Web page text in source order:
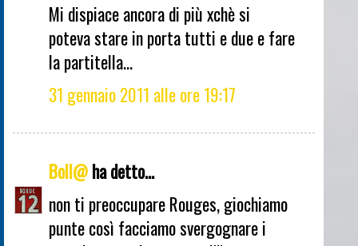
Mi dispiace ancora di più xchè si
poteva stare in porta tutti e due e fare
la partitella...
31 gennaio 2011 alle ore 19:17
Boll@ha detto...
non ti preoccupare Rouges, giochiamo
punte così facciamo svergognare i